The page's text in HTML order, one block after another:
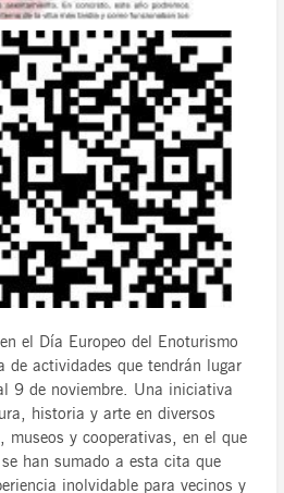
el Día Europeo del Enoturismo
de actividades que tendrán lugar
9 de noviembre. Una iniciativa
historia y arte en diversos
museos y cooperativas, en el que
han sumado a esta cita que
inolvidable para vecinos y